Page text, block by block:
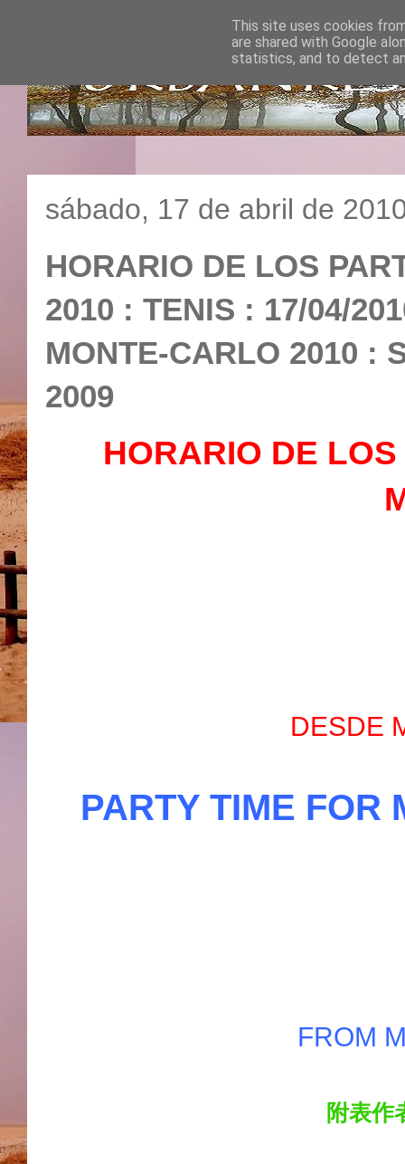
sábado, 17 de abril de
HORARIO DE LOS
2010 : TENIS : 17/04/
MONTE-CARLO 2010 :
2009
HORARIO DE
DESDE
PARTY TIME FOR
FROM
附表作
This site uses cookies
are shared with Google
statistics, and to detect